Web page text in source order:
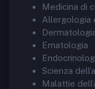
Medicina di
Allergologia
Ematologia
Scienza
Malattie